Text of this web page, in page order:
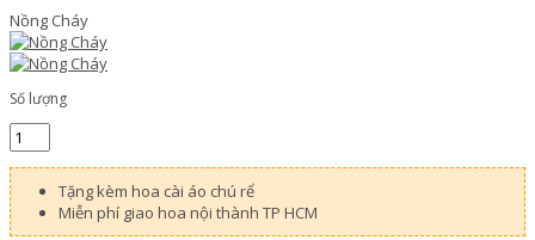
Nồng Cháy
Số lượng
Tặng kèm hoa cài áo chú rể
Miễn phí giao hoa nội thành TP HCM